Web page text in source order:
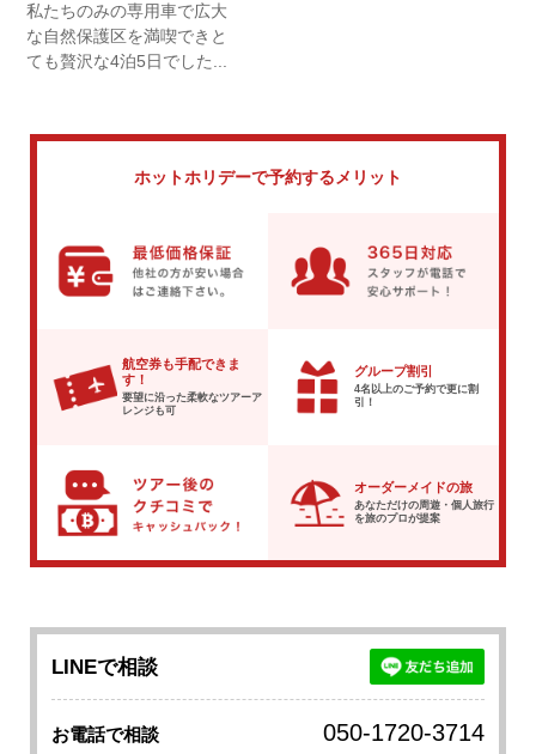
私たちのみの専用車で広大
な自然保護区を満喫できと
ても贅沢な4泊5日でした...
ホットホリデーで予約するメリット
航空券も手配できま
す！
要望に沿った柔軟なツアーア
レンジも可
グループ割引
4名以上のご予約で更に割
引！
オーダーメイドの旅
あなただけの周遊・個人旅行
を旅のプロが提案
LINEで相談
お電話で相談 050-1720-3714